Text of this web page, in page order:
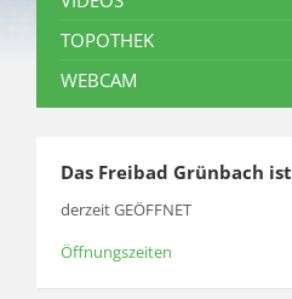
TOPOTHEK
WEBCAM
Das Freibad Grünbach ist
derzeit GEÖFFNET
Öffnungszeiten